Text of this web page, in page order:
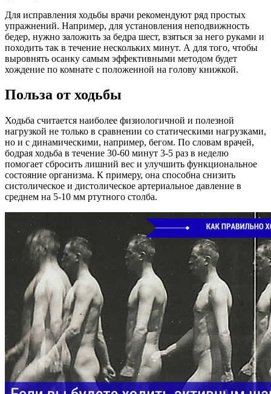
Для исправления ходьбы врачи рекомендуют ряд простых
упражнений. Например, для установления неподвижность
бедер, нужно заложить за бедра шест, взяться за него руками и
походить так в течение нескольких минут. А для того, чтобы
выровнять осанку самым эффективными методом будет
хождение по комнате с положенной на голову книжкой.
Польза от ходьбы
Ходьба считается наиболее физиологичной и полезной
нагрузкой не только в сравнении со статическими нагрузками,
но и с динамическими, например, бегом. По словам врачей,
бодрая ходьба в течение 30-60 минут 3-5 раз в неделю
помогает сбросить лишний вес и улучшить функциональное
состояние организма. К примеру, она способна снизить
систолическое и дистолическое артериальное давление в
среднем на 5-10 мм ртутного столба.